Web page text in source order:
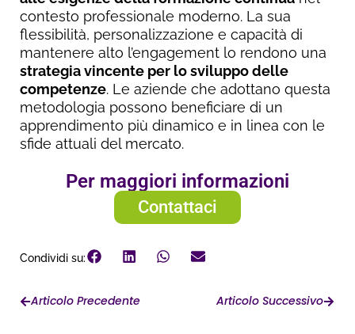
contesto professionale moderno. La sua
flessibilità, personalizzazione e capacità di
mantenere alto l’engagement lo rendono una
strategia vincente per lo sviluppo delle
competenze. Le aziende che adottano questa
metodologia possono beneficiare di un
apprendimento più dinamico e in linea con le
sfide attuali del mercato.
Per maggiori informazioni
Contattaci
Condividi su:
Articolo Precedente Articolo Successivo